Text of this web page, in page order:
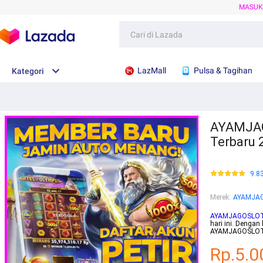
Kategori LazMall Pulsa & Tagihan
Terbaru
Merek:
hari ini.